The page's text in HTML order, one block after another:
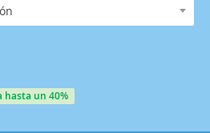
hasta un 40%